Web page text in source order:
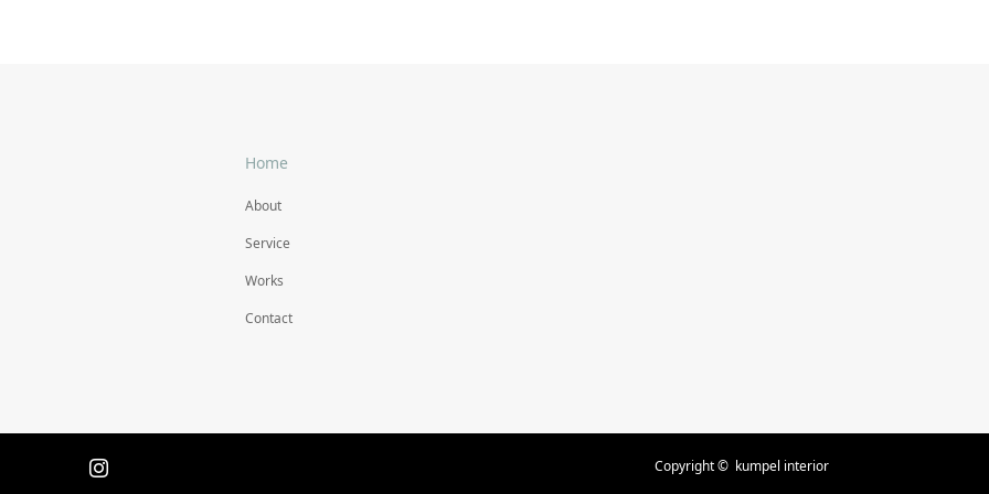
Home
About
Service
Works
Contact
Copyright © kumpel interior